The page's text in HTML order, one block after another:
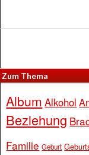
Zum Thema
Album Alkohol
Beziehung
Familie Geburt